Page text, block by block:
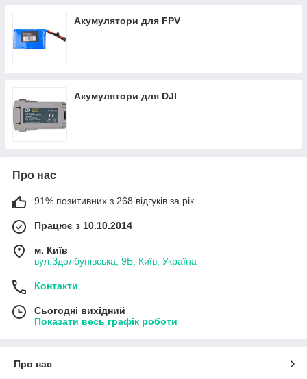
Акумулятори для FPV
Акумулятори для DJI
Про нас
91% позитивних з 268 відгуків за рік
Працює з 10.10.2014
м. Київ
вул.Здолбунівська, 9Б, Київ, Україна
Контакти
Сьогодні вихідний
Показати весь графік роботи
Про нас